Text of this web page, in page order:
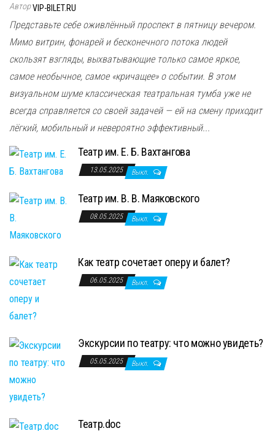
АвторVIP-BILET.RU
Представьте себе оживлённый проспект в пятницу вечером.
Мимо витрин, фонарей и бесконечного потока людей
скользят взгляды, выхватывающие только самое яркое,
самое необычное, самое «кричащее» о событии. В этом
визуальном шуме классическая театральная тумба уже не
всегда справляется со своей задачей — ей на смену приходит
лёгкий, мобильный и невероятно эффективный...
Театр им. Е. Б. Вахтангова
13.05.2025 Выкл.
Театр им. В. В. Маяковского
08.05.2025 Выкл.
Как театр сочетает оперу и балет?
06.05.2025 Выкл.
Экскурсии по театру: что можно увидеть?
05.05.2025 Выкл.
Театр.doc